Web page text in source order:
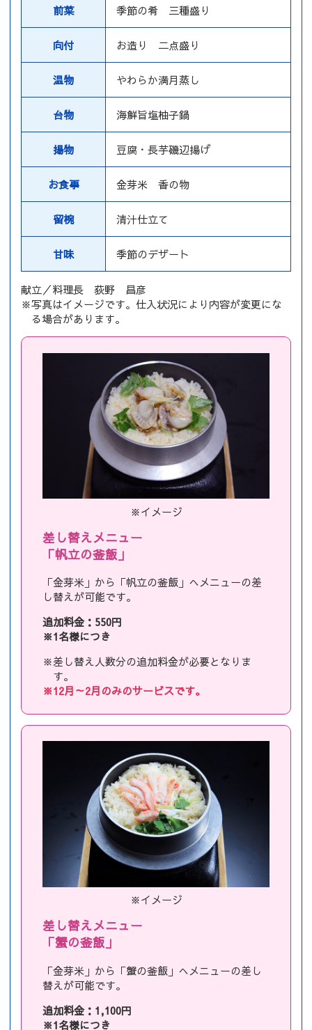
前菜 季節の肴 三種盛り
向付 お造り 二点盛り
温物 やわらか満月蒸し
台物 海鮮旨塩柚子鍋
揚物 豆腐・長芋磯辺揚げ
お食事 金芽米 香の物
留椀 清汁仕立て
甘味 季節のデザート
献立／料理長 荻野 昌彦
※写真はイメージです。仕入状況により内容が変更にな
る場合があります。
※イメージ
差し替えメニュー
「帆立の釜飯」
「金芽米」から「帆立の釜飯」へメニューの差
し替えが可能です。
追加料金：550円
※1名様につき
※差し替え人数分の追加料金が必要となりま
す。
※12月～2月のみのサービスです。
※イメージ
差し替えメニュー
「蟹の釜飯」
「金芽米」から「蟹の釜飯」へメニューの差し
替えが可能です。
追加料金：1,100円
※1名様につき